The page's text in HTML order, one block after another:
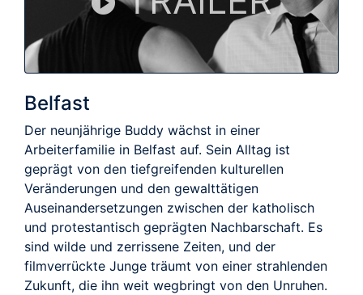
Belfast
Der neunjährige Buddy wächst in einer
Arbeiterfamilie in Belfast auf. Sein Alltag ist
geprägt von den tiefgreifenden kulturellen
Veränderungen und den gewalttätigen
Auseinandersetzungen zwischen der katholisch
und protestantisch geprägten Nachbarschaft. Es
sind wilde und zerrissene Zeiten, und der
filmverrückte Junge träumt von einer strahlenden
Zukunft, die ihn weit wegbringt von den Unruhen.